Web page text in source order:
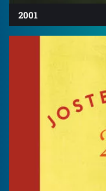
2001